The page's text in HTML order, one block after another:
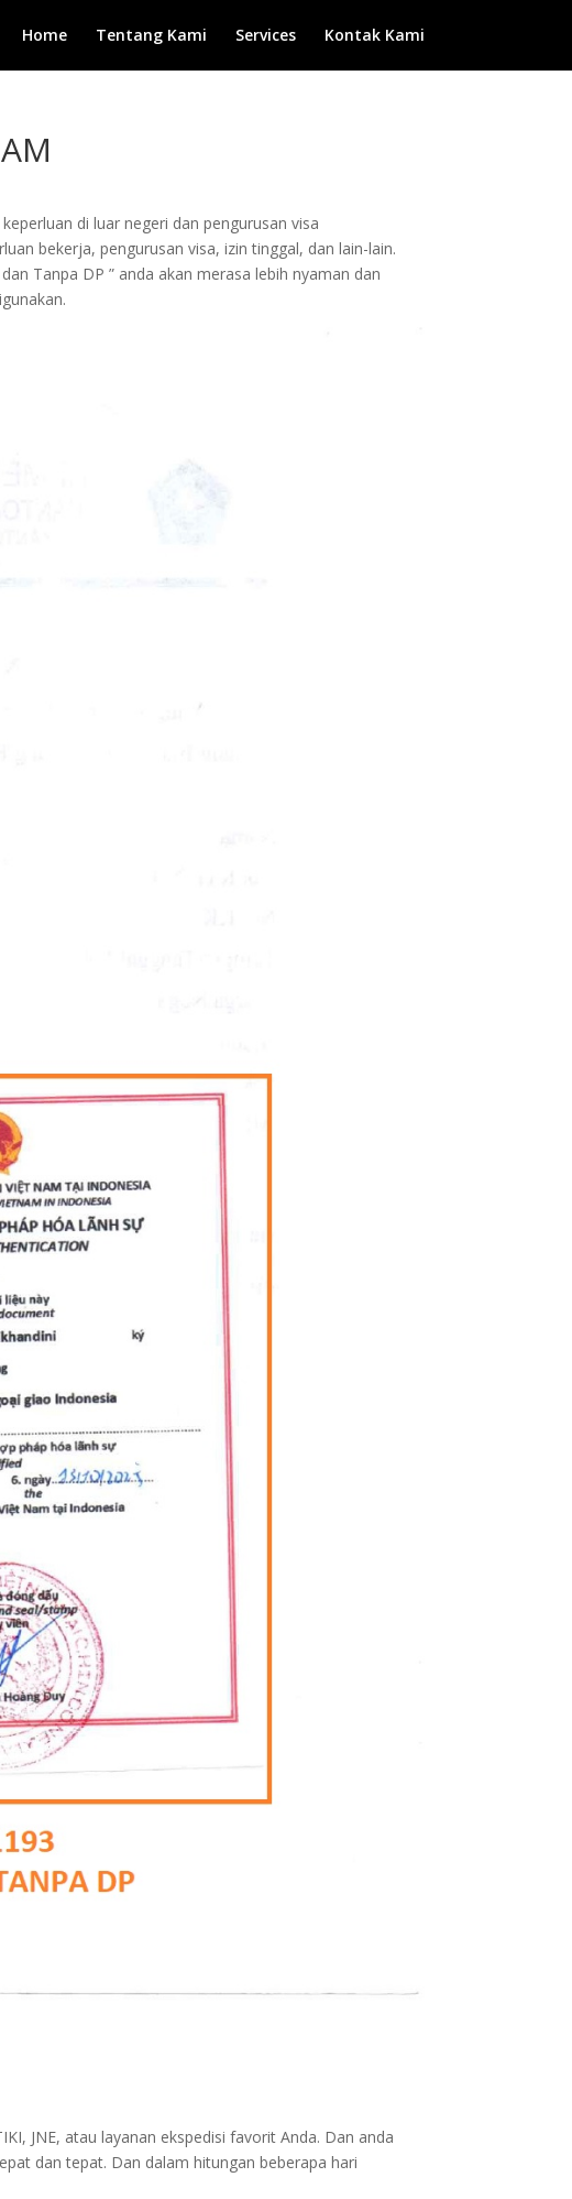
Home Tentang Kami Services Kontak Kami
di luar negeri dan pengurusan visa
bekerja, pengurusan visa, izin tinggal, dan lain-lain.
Tanpa DP ” anda akan merasa lebih nyaman dan
JNE, atau layanan ekspedisi favorit Anda. Dan anda
dan tepat. Dan dalam hitungan beberapa hari